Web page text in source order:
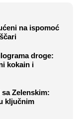
na ispomoć
droge:
kokain i
Zelenskim:
ključnim